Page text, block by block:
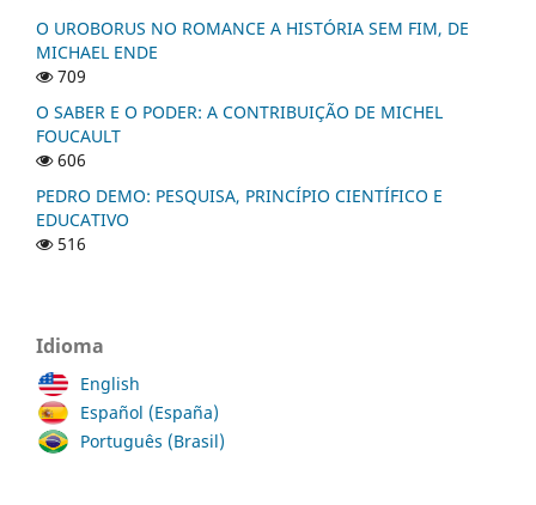
O UROBORUS NO ROMANCE A HISTÓRIA SEM FIM, DE
MICHAEL ENDE
709
O SABER E O PODER: A CONTRIBUIÇÃO DE MICHEL
FOUCAULT
606
PEDRO DEMO: PESQUISA, PRINCÍPIO CIENTÍFICO E
EDUCATIVO
516
Idioma
English
Español (España)
Português (Brasil)